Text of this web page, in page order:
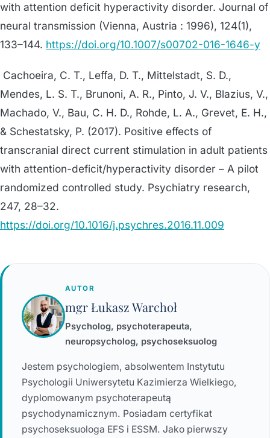
with attention deficit hyperactivity disorder. Journal of
neural transmission (Vienna, Austria : 1996), 124(1),
133–144. https://doi.org/10.1007/s00702-016-1646-y
Cachoeira, C. T., Leffa, D. T., Mittelstadt, S. D.,
Mendes, L. S. T., Brunoni, A. R., Pinto, J. V., Blazius, V.,
Machado, V., Bau, C. H. D., Rohde, L. A., Grevet, E. H.,
& Schestatsky, P. (2017). Positive effects of
transcranial direct current stimulation in adult patients
with attention-deficit/hyperactivity disorder – A pilot
randomized controlled study. Psychiatry research,
247, 28–32.
https://doi.org/10.1016/j.psychres.2016.11.009
AUTOR
mgr Łukasz Warchoł
Psycholog, psychoterapeuta,
neuropsycholog, psychoseksuolog
Jestem psychologiem, absolwentem Instytutu
Psychologii Uniwersytetu Kazimierza Wielkiego,
dyplomowanym psychoterapeutą
psychodynamicznym. Posiadam certyfikat
psychoseksuologa EFS i ESSM. Jako pierwszy